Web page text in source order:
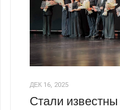
ДЕК 16, 2025
Стали